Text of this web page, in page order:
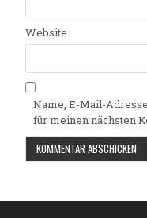
Website
Name, E-Mail-
für meinen nächsten